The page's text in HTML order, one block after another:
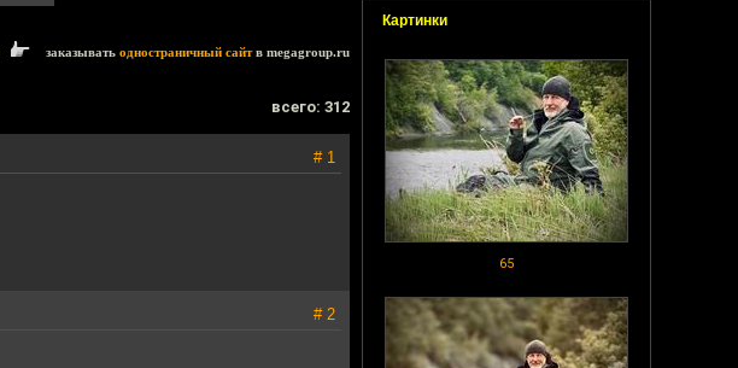
Картинки
65
заказывать одностраничный сайтв megagroup.ru
всего: 312
# 1
# 2